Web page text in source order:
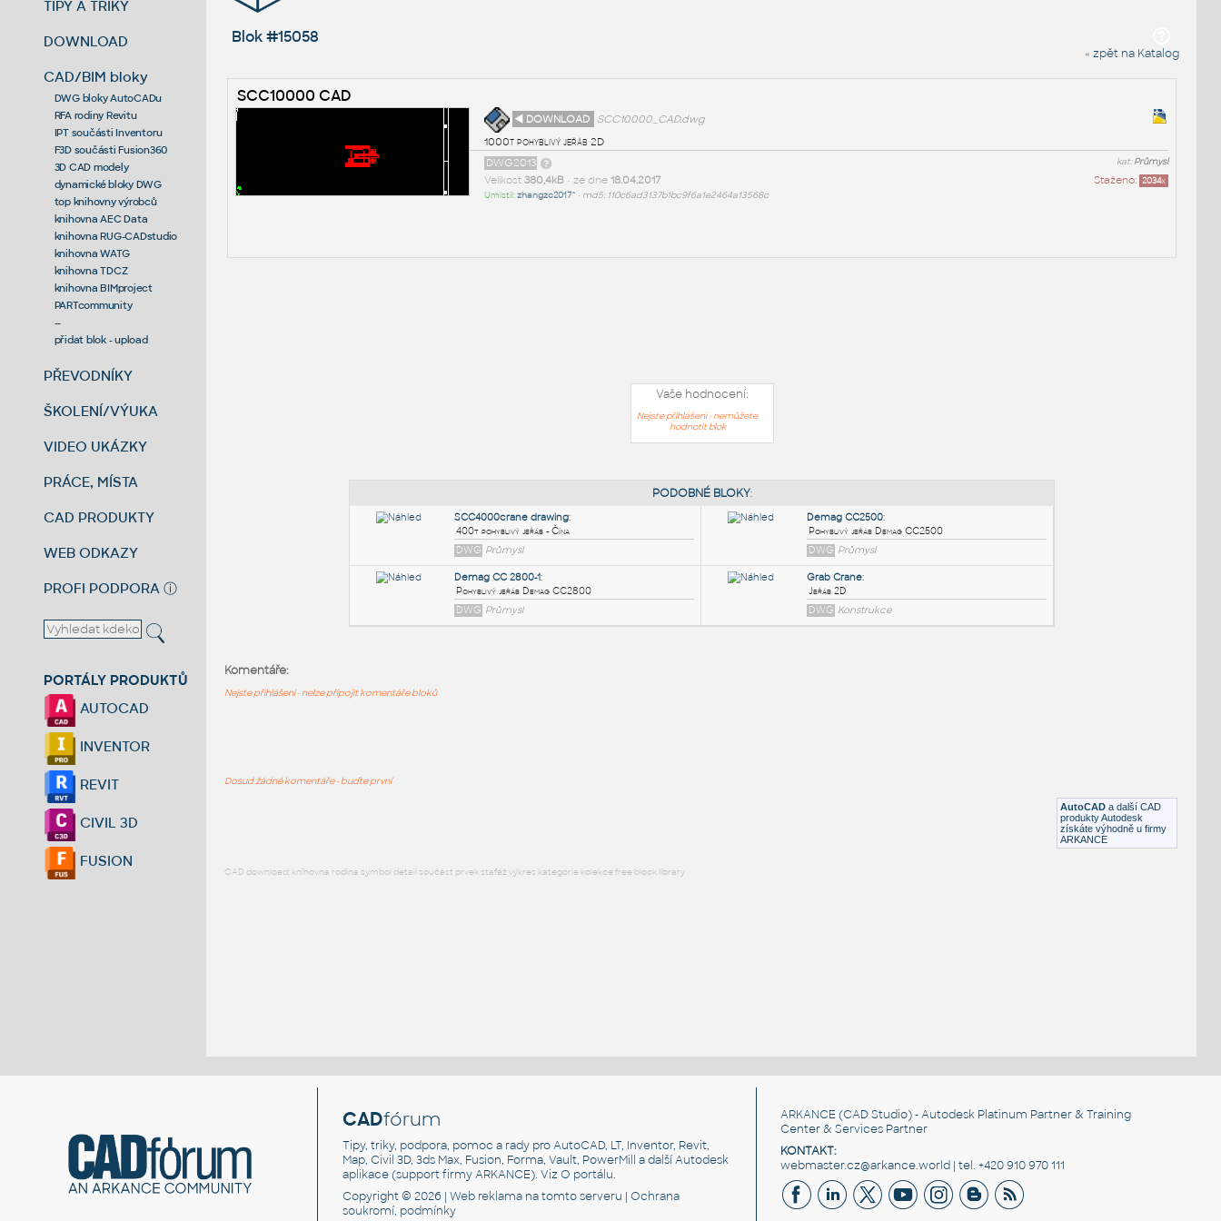
TIPY A TRIKY
DOWNLOAD
CAD/BIM bloky
DWG bloky AutoCADu
RFA rodiny Revitu
IPT součásti Inventoru
F3D součásti Fusion360
3D CAD modely
dynamické bloky DWG
top knihovny výrobců
knihovna AEC Data
knihovna RUG-CADstudio
knihovna WATG
knihovna TDCZ
knihovna BIMproject
PARTcommunity
--
přidat blok - upload
PŘEVODNÍKY
ŠKOLENÍ/VÝUKA
VIDEO UKÁZKY
PRÁCE, MÍSTA
CAD PRODUKTY
WEB ODKAZY
PROFI PODPORA ⓘ
PORTÁLY PRODUKTŮ
AUTOCAD
INVENTOR
REVIT
CIVIL 3D
FUSION
Blok #15058
« zpět na Katalog
SCC10000 CAD
◄ DOWNLOAD
SCC10000_CAD.dwg
1000t pohyblivý jeřáb 2D
kat:Průmysl
DWG2013
Staženo: 2034x
Velikost 380,4kB• ze dne 18.04.2017
Umístil:zhangzc2017^ • md5: 110c6ad3137b1bc9f6a1e2464a13568c
Vaše hodnocení:
Nejste přihlášeni - nemůžete
hodnotit blok
AutoCAD a další CAD
produkty Autodesk
získáte výhodně u firmy
ARKANCE
Komentáře:
Nejste přihlášeni - nelze připojit komentáře bloků
Dosud žádné komentáře - buďte první
CAD download: knihovna rodina symbol detail součást prvek stafáž výkres kategorie kolekce free block library
CADfórum
Tipy, triky, podpora, pomoc a rady pro AutoCAD, LT, Inventor, Revit,
Map, Civil 3D, 3ds Max, Fusion, Forma, Vault, PowerMill a další Autodesk
aplikace (support firmy ARKANCE). VizO portálu.
Copyright © 2026 |Web reklama na tomto serveru |Ochrana
soukromí, podmínky
ARKANCE (CAD Studio) - Autodesk Platinum Partner & Training
Center & Services Partner
KONTAKT:
webmaster.cz@arkance.world | tel. +420 910 970 111